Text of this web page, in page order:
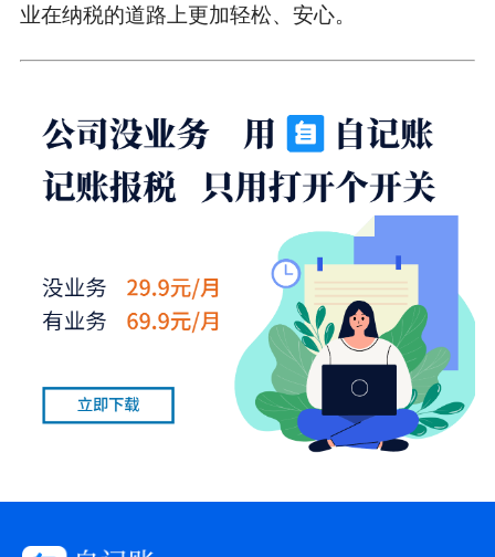
业在纳税的道路上更加轻松、安心。